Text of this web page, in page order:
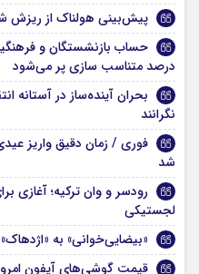
پیش‌بینی هولناک از ریزش
درصد متناسب‌ سازی پر می‌شود
بحران آینده‌ساز در آستانه
نگرانند
فوری / زمان دقیق واریز
شد
رودسر و وان ترکیه؛ آغازی
لجستیکی
«بیضایی‌خوانی» به
قیمت گوشی‌های آیفون امروز سه‌شنبه ۳۰